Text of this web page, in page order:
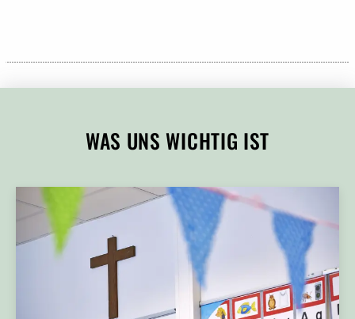
WAS UNS WICHTIG IST